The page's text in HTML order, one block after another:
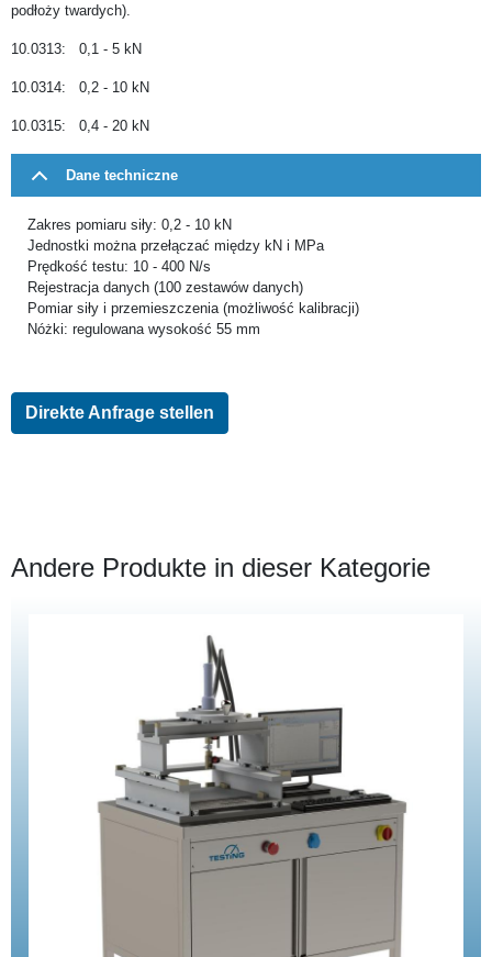
podłoży twardych).
10.0313: 0,1 - 5 kN
10.0314: 0,2 - 10 kN
10.0315: 0,4 - 20 kN
Dane techniczne
Zakres pomiaru siły: 0,2 - 10 kN
Jednostki można przełączać między kN i MPa
Prędkość testu: 10 - 400 N/s
Rejestracja danych (100 zestawów danych)
Pomiar siły i przemieszczenia (możliwość kalibracji)
Nóżki: regulowana wysokość 55 mm
Direkte Anfrage stellen
Andere Produkte in dieser Kategorie